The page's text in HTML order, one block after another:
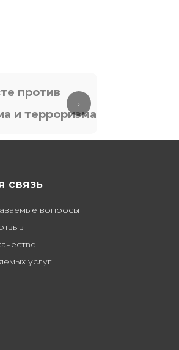
против
и терроризма
›
связь
вопросы
услуг